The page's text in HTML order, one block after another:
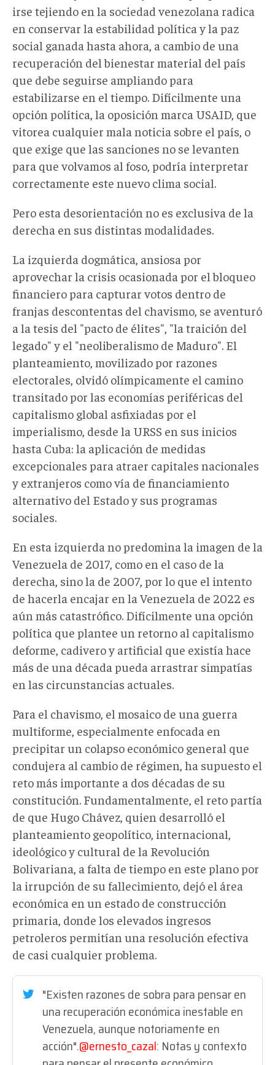
irse tejiendo en la sociedad venezolana radica
en conservar la estabilidad política y la paz
social ganada hasta ahora, a cambio de una
recuperación del bienestar material del país
que debe seguirse ampliando para
estabilizarse en el tiempo. Difícilmente una
opción política, la oposición marca USAID, que
vitorea cualquier mala noticia sobre el país, o
que exige que las sanciones no se levanten
para que volvamos al foso, podría interpretar
correctamente este nuevo clima social.
Pero esta desorientación no es exclusiva de la
derecha en sus distintas modalidades.
La izquierda dogmática, ansiosa por
aprovechar la crisis ocasionada por el bloqueo
financiero para capturar votos dentro de
franjas descontentas del chavismo, se aventuró
a la tesis del "pacto de élites", "la traición del
legado" y el "neoliberalismo de Maduro". El
planteamiento, movilizado por razones
electorales, olvidó olímpicamente el camino
transitado por las economías periféricas del
capitalismo global asfixiadas por el
imperialismo, desde la URSS en sus inicios
hasta Cuba: la aplicación de medidas
excepcionales para atraer capitales nacionales
y extranjeros como vía de financiamiento
alternativo del Estado y sus programas
sociales.
En esta izquierda no predomina la imagen de la
Venezuela de 2017, como en el caso de la
derecha, sino la de 2007, por lo que el intento
de hacerla encajar en la Venezuela de 2022 es
aún más catastrófico. Difícilmente una opción
política que plantee un retorno al capitalismo
deforme, cadivero y artificial que existía hace
más de una década pueda arrastrar simpatías
en las circunstancias actuales.
Para el chavismo, el mosaico de una guerra
multiforme, especialmente enfocada en
precipitar un colapso económico general que
condujera al cambio de régimen, ha supuesto el
reto más importante a dos décadas de su
constitución. Fundamentalmente, el reto partía
de que Hugo Chávez, quien desarrolló el
planteamiento geopolítico, internacional,
ideológico y cultural de la Revolución
Bolivariana, a falta de tiempo en este plano por
la irrupción de su fallecimiento, dejó el área
económica en un estado de construcción
primaria, donde los elevados ingresos
petroleros permitían una resolución efectiva
de casi cualquier problema.
"Existen razones de sobra para pensar en
una recuperación económica inestable en
Venezuela, aunque notoriamente en
acción".@ernesto_cazal: Notas y contexto